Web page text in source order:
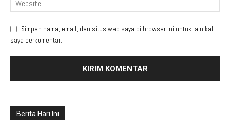
Simpan nama, email, dan situs web saya di browser ini untuk lain kali
saya berkomentar.
Berita Hari Ini